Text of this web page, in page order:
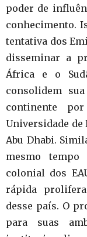
poder de
conhecimento.
tentativa dos
disseminar a
África e o
consolidem
continente
Universidade de
Abu Dhabi.
mesmo
colonial dos
rápida
desse país. O
para suas